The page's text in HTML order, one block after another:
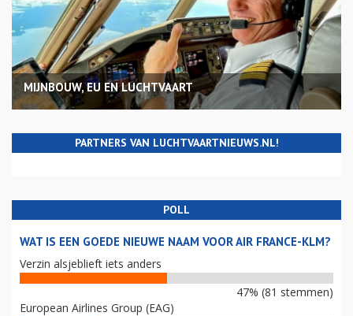
MIJNBOUW, EU EN LUCHTVAART
PARTNERS VAN LUCHTVAARTNIEUWS.NL!
POLL
WAT IS EEN GOEDE NIEUWE NAAM VOOR AIR FRANCE-KLM?
Verzin alsjeblieft iets anders
47% (81 stemmen)
European Airlines Group (EAG)